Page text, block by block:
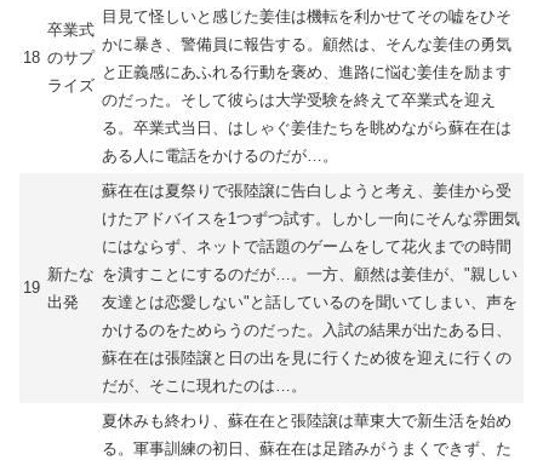
18
卒業式
のサプ
ライズ
目見て怪しいと感じた姜佳は機転を利かせてその嘘をひそ
かに暴き、警備員に報告する。顧然は、そんな姜佳の勇気
と正義感にあふれる行動を褒め、進路に悩む姜佳を励ます
のだった。そして彼らは大学受験を終えて卒業式を迎え
る。卒業式当日、はしゃぐ姜佳たちを眺めながら蘇在在は
ある人に電話をかけるのだが…。
19
新たな
出発
蘇在在は夏祭りで張陸譲に告白しようと考え、姜佳から受
けたアドバイスを1つずつ試す。しかし一向にそんな雰囲気
にはならず、ネットで話題のゲームをして花火までの時間
を潰すことにするのだが…。一方、顧然は姜佳が、"親しい
友達とは恋愛しない"と話しているのを聞いてしまい、声を
かけるのをためらうのだった。入試の結果が出たある日、
蘇在在は張陸譲と日の出を見に行くため彼を迎えに行くの
だが、そこに現れたのは…。
夏休みも終わり、蘇在在と張陸譲は華東大で新生活を始め
る。軍事訓練の初日、蘇在在は足踏みがうまくできず、た